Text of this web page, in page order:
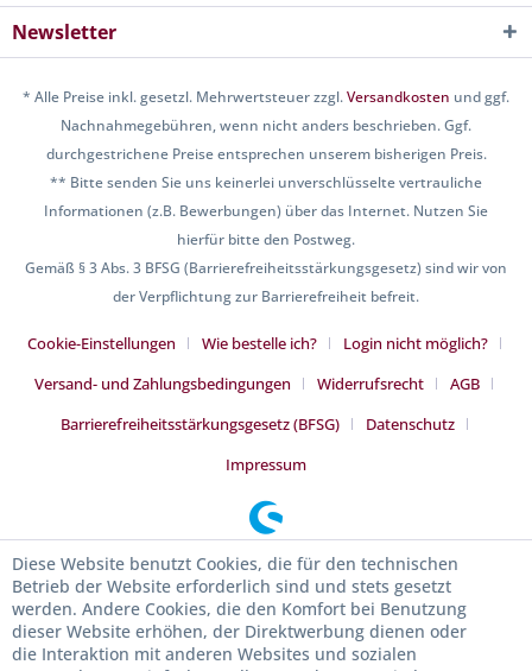
Newsletter
* Alle Preise inkl. gesetzl. Mehrwertsteuer zzgl.Versandkosten und ggf.
Nachnahmegebühren, wenn nicht anders beschrieben. Ggf.
durchgestrichene Preise entsprechen unserem bisherigen Preis.
** Bitte senden Sie uns keinerlei unverschlüsselte vertrauliche
Informationen (z.B. Bewerbungen) über das Internet. Nutzen Sie
hierfür bitte den Postweg.
Gemäß § 3 Abs. 3 BFSG (Barrierefreiheitsstärkungsgesetz) sind wir von
der Verpflichtung zur Barrierefreiheit befreit.
Cookie-Einstellungen Wie bestelle ich?
Login nicht möglich?
Versand- und Zahlungsbedingungen
Widerrufsrecht
AGB
Barrierefreiheitsstärkungsgesetz (BFSG)
Datenschutz
Impressum
Diese Website benutzt Cookies, die für den technischen
Betrieb der Website erforderlich sind und stets gesetzt
werden. Andere Cookies, die den Komfort bei Benutzung
dieser Website erhöhen, der Direktwerbung dienen oder
die Interaktion mit anderen Websites und sozialen